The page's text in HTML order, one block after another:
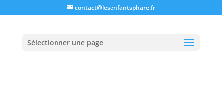
contact@lesenfantsphare.fr
Sélectionner une page